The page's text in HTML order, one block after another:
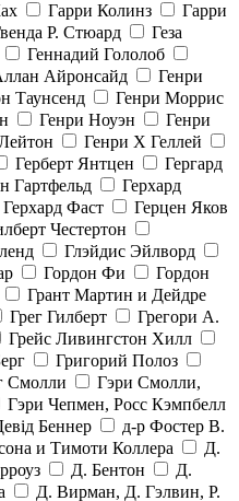
Гарри Колинз
Гарри
Р. Стюард
Геза
Геннадий Гололоб
Айронсайд
Генри
Таунсенд
Генри Моррис
Генри Ноуэн
Генри
Генри Х Геллей
Герберт Янтцен
Гергард
Гартфельд
Герхард
Герхард Фаст
Герцен Яков
Честертон
Глэйдис Эйлворд
Гордон Фи
Гордон
Грант Мартин и Дейдре
Грег Гилберт
Грегори А.
Грейс Ливингстон Хилл
Григорий Полоз
Смолли
Гэри Смолли,
Гэри Чепмен, Росс Кэмпбелл
Беннер
д-р Фостер В.
и Тимоти Коллера
Д.
Д. Бентон
Д.
Д. Вирман, Д. Гэлвин, Р.